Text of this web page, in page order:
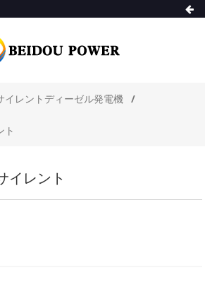
イレントディーゼル発電機
ト
イレント